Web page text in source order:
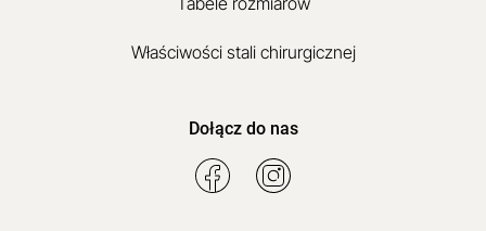
Właściwości stali chirurgicznej
Dołącz do nas